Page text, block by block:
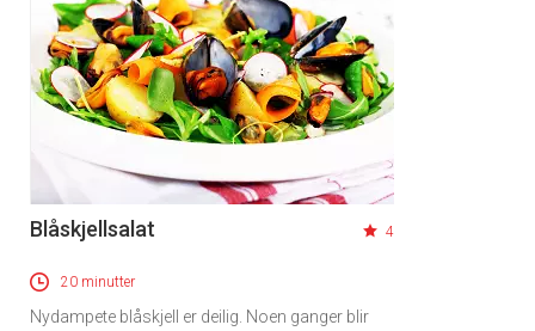
Blåskjellsalat 4
20 minutter
Nydampete blåskjell er deilig. Noen ganger blir